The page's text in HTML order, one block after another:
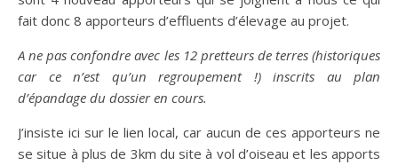
fait donc 8 apporteurs d’effluents d’élevage au projet.
A ne pas confondre avec les 12 pretteurs de terres (historiques
car ce n’est qu’un regroupement !) inscrits au plan
d’épandage du dossier en cours.
J’insiste ici sur le lien local, car aucun de ces apporteurs ne
se situe à plus de 3km du site à vol d’oiseau et les apports